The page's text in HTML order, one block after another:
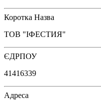
Коротка Назва
ТОВ "ІФЕСТИЯ"
ЄДРПОУ
41416339
Адреса